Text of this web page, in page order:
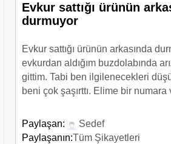
Evkur sattığı ürünün
durmuyor
Evkur sattığı ürünün arkasında
evkurdan aldığım buzdolabında
gittim. Tabi ben ilgilenecekleri
beni çok şaşırttı. Elime bir numara
Paylaşan:
Sedef
Paylaşanın:Tüm Şikayetleri